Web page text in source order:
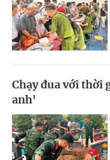
Chạy đua với thời
anh'